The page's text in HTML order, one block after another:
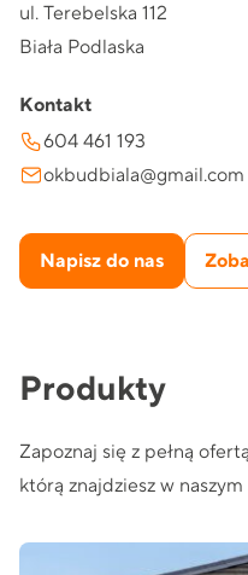
ul. Terebelska 112
Biała Podlaska
Kontakt
604 461 193
okbudbiala@gmail.com
Napisz do nas
Produkty
Zapoznaj się z pełną
którą znajdziesz w naszym